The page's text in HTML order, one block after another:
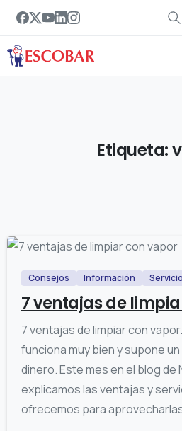
Etiqueta:
Consejos Información
7 ventajas de
7 ventajas de limpiar con
funciona muy bien y supone
dinero. Este mes en el blog
explicamos las ventajas y
ofrecemos para